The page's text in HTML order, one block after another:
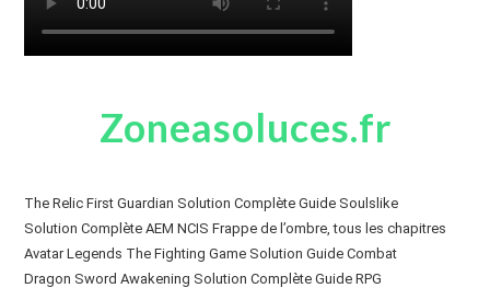
Zoneasoluces.fr
The Relic First Guardian Solution Complète Guide Soulslike
Solution Complète AEM NCIS Frappe de l’ombre, tous les chapitres
Avatar Legends The Fighting Game Solution Guide Combat
Dragon Sword Awakening Solution Complète Guide RPG